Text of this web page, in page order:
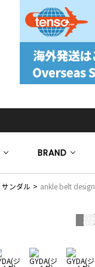
BRAND
サンダル ankle belt
1